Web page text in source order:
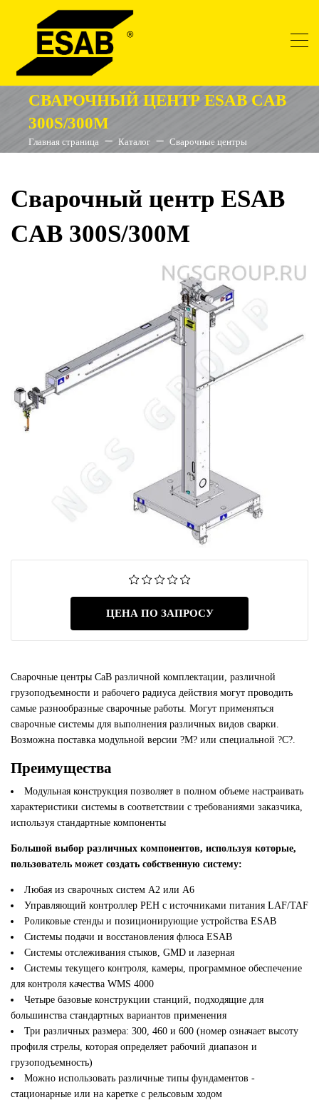
СВАРОЧНЫЙ ЦЕНТР ESAB CAB
300S/300M
Главная страница Каталог Сварочные центры
Сварочный центр ESAB
CAB 300S/300M
ЦЕНА ПО ЗАПРОСУ
Сварочные центры СаВ различной комплектации, различной
грузоподъемности и рабочего радиуса действия могут проводить
самые разнообразные сварочные работы. Могут применяться
сварочные системы для выполнения различных видов сварки.
Возможна поставка модульной версии ?М? или специальной ?С?.
Преимущества
Модульная конструкция позволяет в полном объеме настраивать
характеристики системы в соответствии с требованиями заказчика,
используя стандартные компоненты
Большой выбор различных компонентов, используя которые,
пользователь может создать собственную систему:
Любая из сварочных систем A2 или A6
Управляющий контроллер PEH с источниками питания LAF/TAF
Роликовые стенды и позиционирующие устройства ESAB
Системы подачи и восстановления флюса ESAB
Системы отслеживания стыков, GMD и лазерная
Системы текущего контроля, камеры, программное обеспечение
для контроля качества WMS 4000
Четыре базовые конструкции станций, подходящие для
большинства стандартных вариантов применения
Три различных размера: 300, 460 и 600 (номер означает высоту
профиля стрелы, которая определяет рабочий диапазон и
грузоподъемность)
Можно использовать различные типы фундаментов -
стационарные или на каретке с рельсовым ходом